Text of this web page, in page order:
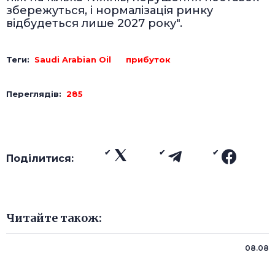
збережуться, і нормалізація ринку
відбудеться лише 2027 року".
Теги: Saudi Arabian Oil прибуток
Переглядів: 285
Поділитися:
Читайте також:
08.08